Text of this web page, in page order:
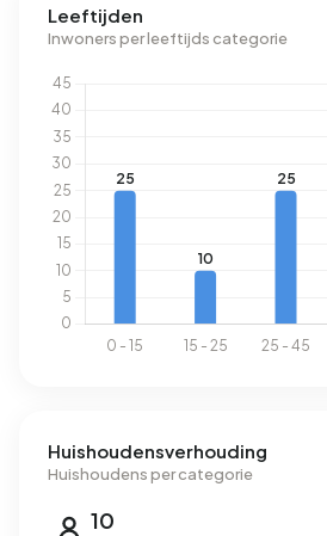
1.590 m³ per jaar 24% boven het
van 1.280 m³.
Leeftijden
Inwoners per leeftijds categorie
Huishoudensverhouding
Huishoudens per categorie
10